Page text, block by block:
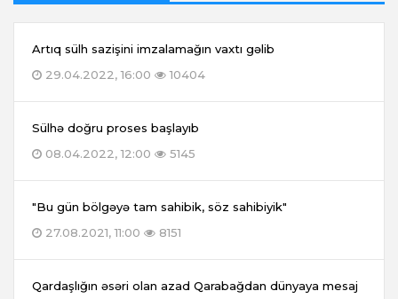
Artıq sülh sazişini imzalamağın vaxtı gəlib
29.04.2022, 16:00
10404
Sülhə doğru proses başlayıb
08.04.2022, 12:00
5145
"Bu gün bölgəyə tam sahibik, söz sahibiyik"
27.08.2021, 11:00
8151
Qardaşlığın əsəri olan azad Qarabağdan dünyaya mesaj